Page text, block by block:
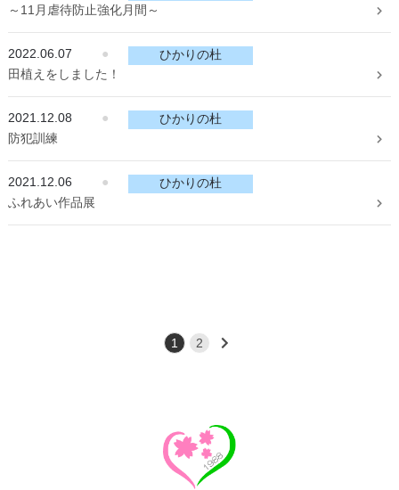
～11月虐待防止強化月間～
2022.06.07 ●
ひかりの杜
田植えをしました！
2021.12.08 ●
ひかりの杜
防犯訓練
2021.12.06 ●
ひかりの杜
ふれあい作品展
1 2